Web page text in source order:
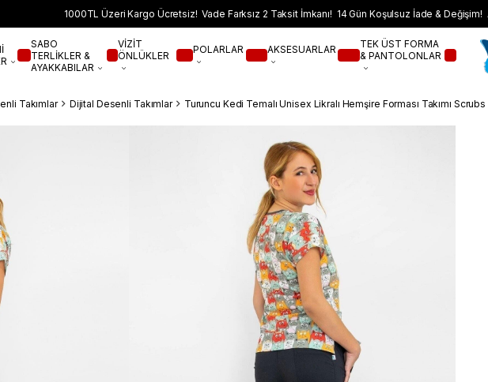
1000TL Üzeri Kargo Ücretsiz! Vade Farksız 2 Taksit İmkanı! 14 Gün Koşulsuz İade & Değişim!
SABO
TERLİKLER &
AYAKKABILAR
VİZİT
ÖNLÜKLER
POLARLAR AKSESUARLAR
TEK ÜST FORMA
& PANTOLONLAR
Takımlar Dijital Desenli Takımlar Turuncu Kedi Temalı Unisex Likralı Hemşire Forması Takımı Scrubs